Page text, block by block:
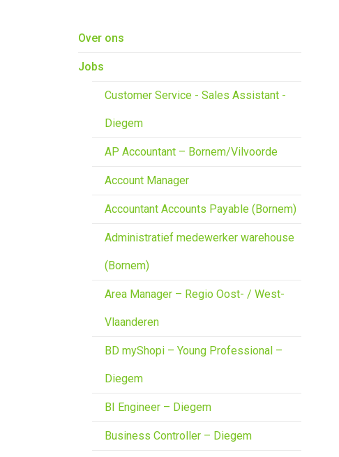
Over ons
Jobs
Customer Service - Sales Assistant -
Diegem
AP Accountant – Bornem/Vilvoorde
Account Manager
Accountant Accounts Payable (Bornem)
Administratief medewerker warehouse
(Bornem)
Area Manager – Regio Oost- / West-
Vlaanderen
BD myShopi – Young Professional –
Diegem
BI Engineer – Diegem
Business Controller – Diegem